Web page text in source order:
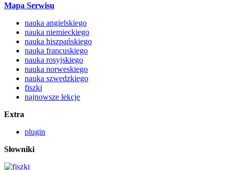
Mapa Serwisu
nauka angielskiego
nauka niemieckiego
nauka hiszpańskiego
nauka francuskiego
nauka rosyjskiego
nauka norweskiego
nauka szwedzkiego
fiszki
najnowsze lekcje
Extra
plugin
Słowniki